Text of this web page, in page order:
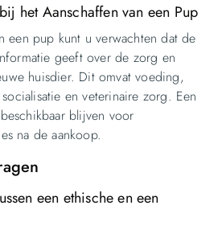
het Aanschaffen van een Pup
een pup kunt u verwachten dat de
geeft over de zorg en
huisdier. Dit omvat voeding,
en veterinaire zorg. Een
blijven voor
na de aankoop.
een ethische en een